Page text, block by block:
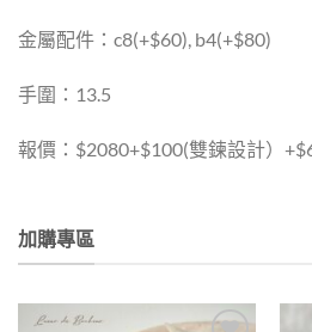
金屬配件：c8(+$60), b4(+$80)
手圍：13.5
報價：$2080+$100(雙鍊設計）
加購專區